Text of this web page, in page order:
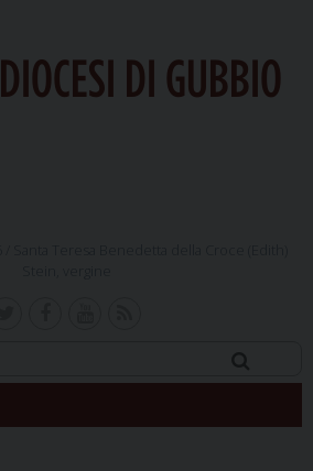
DIOCESI DI GUBBIO